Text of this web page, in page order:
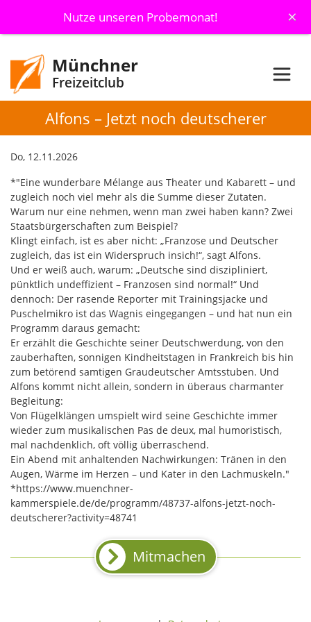
Nutze unseren Probemonat! ×
Münchner
Freizeitclub
Alfons – Jetzt noch deutscherer
Do, 12.11.2026
*"Eine wunderbare Mélange aus Theater und Kabarett – und
zugleich noch viel mehr als die Summe dieser Zutaten.
Warum nur eine nehmen, wenn man zwei haben kann? Zwei
Staatsbürgerschaften zum Beispiel?
Klingt einfach, ist es aber nicht: „Franzose und Deutscher
zugleich, das ist ein Widerspruch insich!“, sagt Alfons.
Und er weiß auch, warum: „Deutsche sind diszipliniert,
pünktlich undeffizient – Franzosen sind normal!“ Und
dennoch: Der rasende Reporter mit Trainingsjacke und
Puschelmikro ist das Wagnis eingegangen – und hat nun ein
Programm daraus gemacht:
Er erzählt die Geschichte seiner Deutschwerdung, von den
zauberhaften, sonnigen Kindheitstagen in Frankreich bis hin
zum betörend samtigen Graudeutscher Amtsstuben. Und
Alfons kommt nicht allein, sondern in überaus charmanter
Begleitung:
Von Flügelklängen umspielt wird seine Geschichte immer
wieder zum musikalischen Pas de deux, mal humoristisch,
mal nachdenklich, oft völlig überraschend.
Ein Abend mit anhaltenden Nachwirkungen: Tränen in den
Augen, Wärme im Herzen – und Kater in den Lachmuskeln."
*https://www.muenchner-
kammerspiele.de/de/programm/48737-alfons-jetzt-noch-
deutscherer?activity=48741
Mitmachen